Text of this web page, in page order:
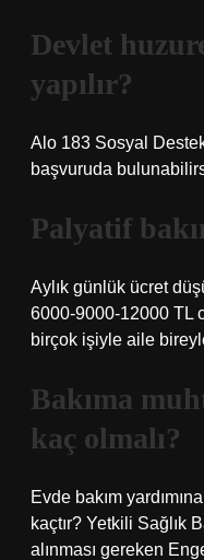
Devlet
yapılır?
Alo 183 Sosyal
başvuruda
Palyatif
Aylık günlük ücret
6000-9000-12000 TL
birçok işiyle aile
Bakıma
kaç olmalı?
Evde bakım
kaçtır? Yetkili Sağlık
alınması gereken